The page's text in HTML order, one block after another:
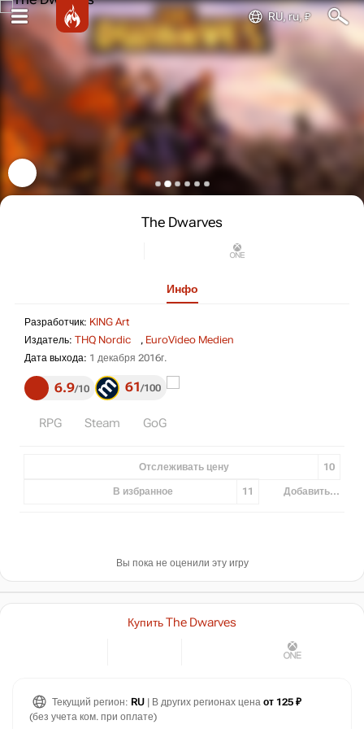
RU, ru, ₽
The Dwarves
Инфо
Разработчик: KING Art
Издатель: THQ Nordic , EuroVideo Medien
Дата выхода: 1 декабря 2016г.
6.9 10 61 100
RPG Steam GoG
Отслеживать цену 10
В избранное 11 Добавить...
Вы пока не оценили эту игру
Купить The Dwarves
Текущий регион: RU | В других регионах цена от 125 ₽
(без учета ком. при оплате)